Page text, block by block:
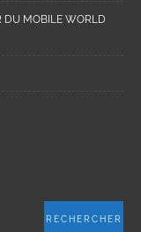
DU MOBILE WORLD